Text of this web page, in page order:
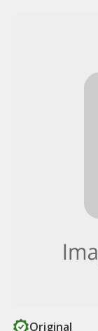
Original